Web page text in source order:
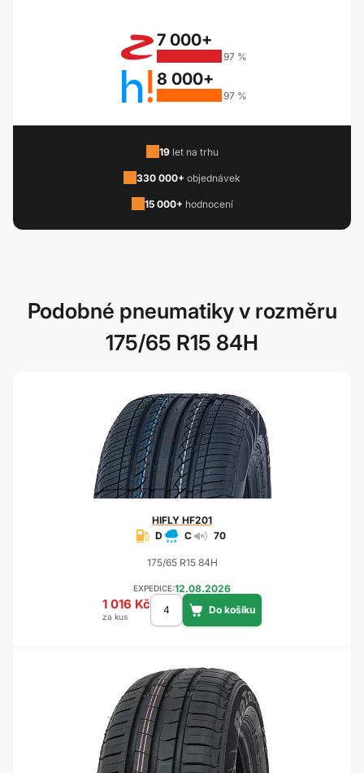
7 000+
97 %
8 000+
97 %
19let na trhu
330 000+ objednávek
15 000+ hodnocení
Podobné pneumatiky v rozměru
175/65 R15 84H
HIFLY HF201
D
C 70
175/65 R15 84H
EXPEDICE:12.08.2026
1 016 Kč
za kus